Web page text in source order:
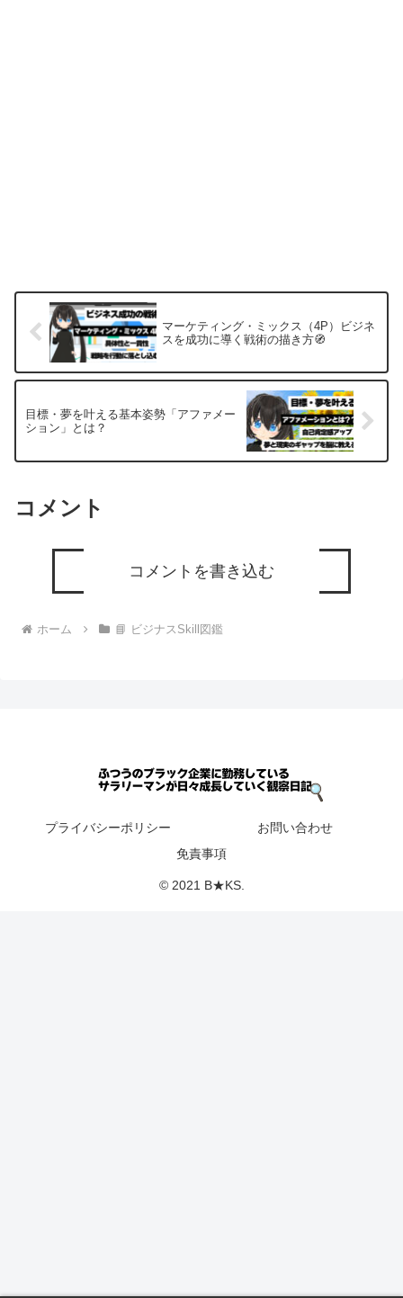
マーケティング・ミックス（4P）ビジネ
スを成功に導く戦術の描き方🧭
目標・夢を叶える基本姿勢「アファメー
ション」とは？
コメント
コメントを書き込む
ホーム 📘 ビジナスSkill図鑑
プライバシーポリシー
お問い合わせ
免責事項
© 2021 B★KS.